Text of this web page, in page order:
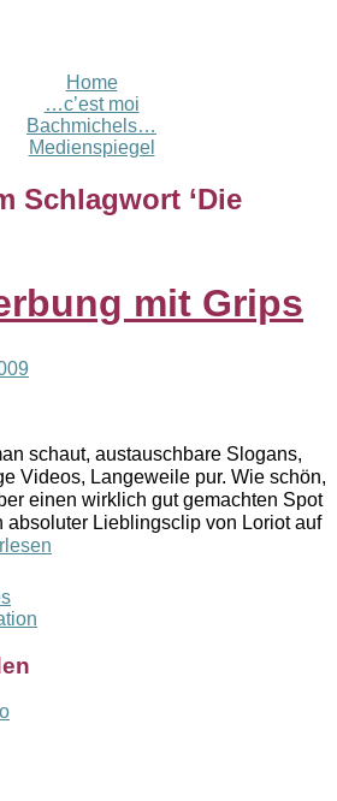
Home
…c’est moi
Bachmichels…
Medienspiegel
Schlagwort ‘Die
mit Grips
schaut, austauschbare Slogans,
Videos, Langeweile pur. Wie schön,
einen wirklich gut gemachten Spot
absoluter Lieblingsclip von Loriot auf